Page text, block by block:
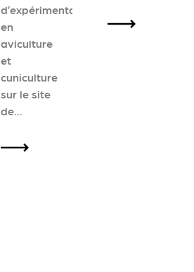
d’expérimentation
en
aviculture
et
cuniculture
sur le site
de…